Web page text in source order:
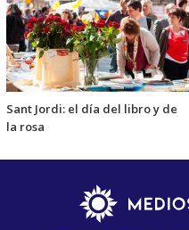
Sant Jordi: el día del libro y de
la rosa